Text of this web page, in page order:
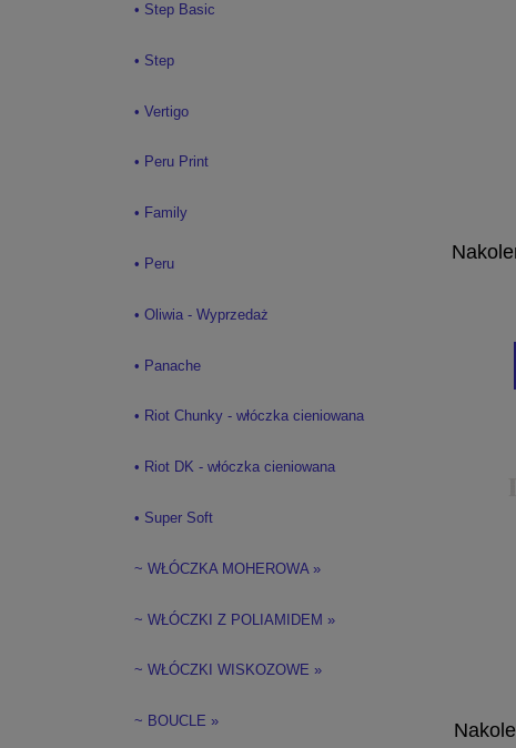
• Step Basic
• Step
• Vertigo
• Peru Print
• Family
• Peru
• Oliwia - Wyprzedaż
• Panache
• Riot Chunky - włóczka cieniowana
• Riot DK - włóczka cieniowana
• Super Soft
~ WŁÓCZKA MOHEROWA »
~ WŁÓCZKI Z POLIAMIDEM »
~ WŁÓCZKI WISKOZOWE »
~ BOUCLE »